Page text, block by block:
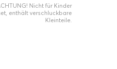
Nicht für Kinder
enthält verschluckbare
Kleinteile.